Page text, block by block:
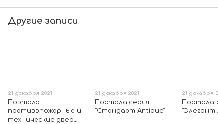
Другие записи
21 декабря 2021
Портала
противопожарные и
технические двери
21 декабря 2021
Портала серия
"Стандарт Antique"
21 декабря
Портала
"Элегант